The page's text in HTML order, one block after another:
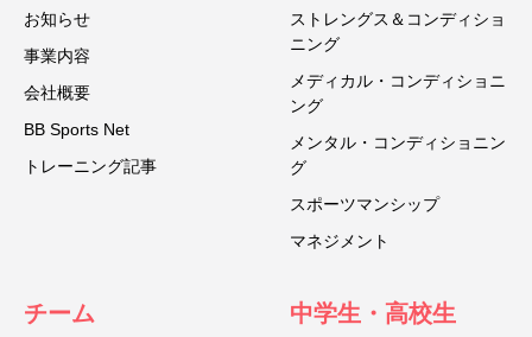
お知らせ
事業内容
会社概要
BB Sports Net
トレーニング記事
ストレングス＆コンディショ
ニング
メディカル・コンディショニ
ング
メンタル・コンディショニン
グ
スポーツマンシップ
マネジメント
チーム 中学生・高校生